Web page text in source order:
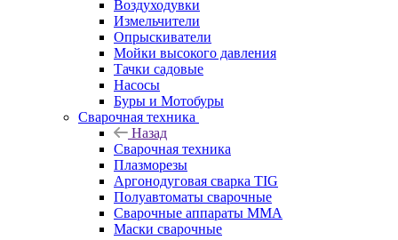
Воздуходувки
Измельчители
Опрыскиватели
Мойки высокого давления
Тачки садовые
Насосы
Буры и Мотобуры
Сварочная техника
Назад
Сварочная техника
Плазморезы
Аргонодуговая сварка TIG
Полуавтоматы сварочные
Сварочные аппараты ММА
Маски сварочные